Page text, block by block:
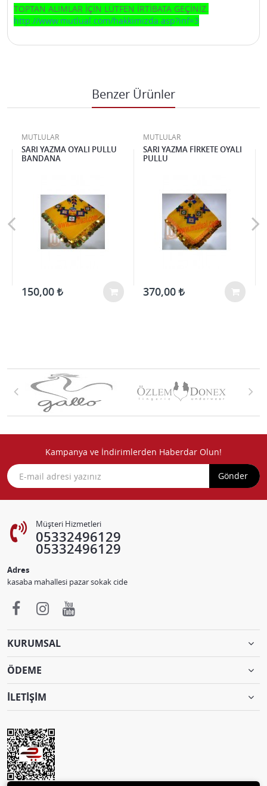
TOPTAN ALIMLAR İÇİN LÜTFEN İRTİBATA GEÇİNİZ.
http://www.mutlual.com/hakkimizda.asp?inf=3
Benzer Ürünler
MUTLULAR
SARI YAZMA OYALI PULLU
BANDANA
150,00
MUTLULAR
SARI YAZMA FİRKETE OYALI
PULLU
370,00
Kampanya ve İndirimlerden Haberdar Olun!
Gönder
Müşteri Hizmetleri
05332496129
05332496129
Adres
kasaba mahallesi pazar sokak cide
KURUMSAL
ÖDEME
İLETİŞİM